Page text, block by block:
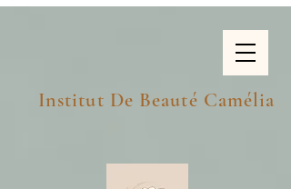
Institut De Beauté Camélia